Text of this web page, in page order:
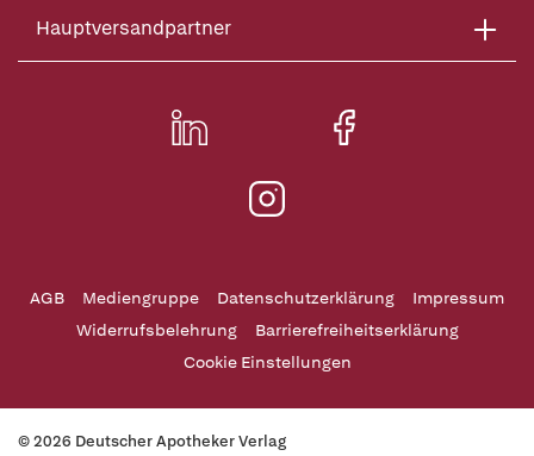
Hauptversandpartner
AGB Mediengruppe Datenschutzerklärung
Impressum
Widerrufsbelehrung
Barrierefreiheitserklärung
Cookie Einstellungen
© 2026 Deutscher Apotheker Verlag